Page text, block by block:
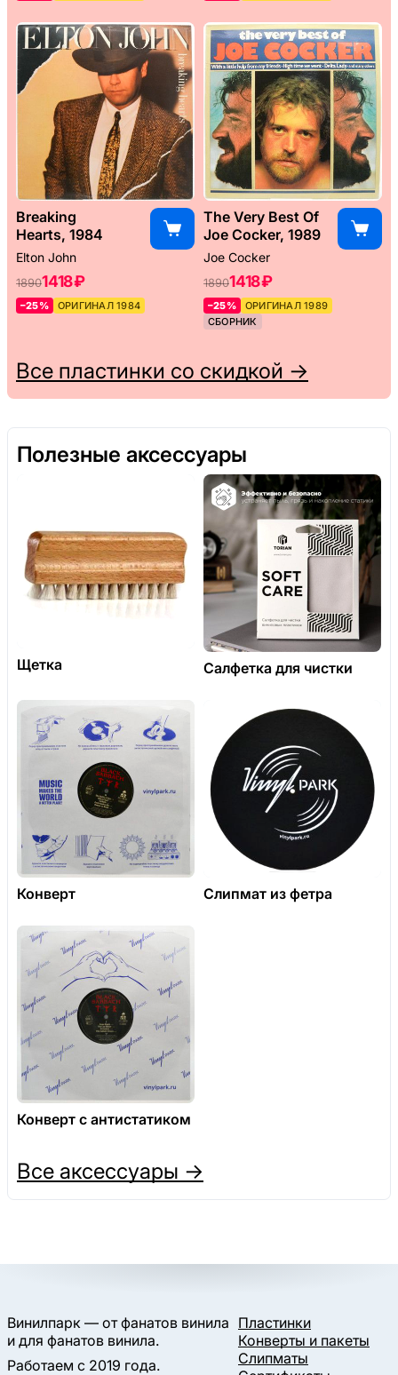
Breaking
Hearts, 1984
Elton John
18901418 ₽
–25% ОРИГИНАЛ 1984
The Very Best Of
Joe Cocker, 1989
Joe Cocker
18901418 ₽
–25%
ОРИГИНАЛ 1989
СБОРНИК
Все пластинки со скидкой →
Полезные аксессуары
Щетка Салфетка для чистки
Конверт Слипмат из фетра
Конверт с антистатиком
Все аксессуары →
Винилпарк — от фанатов винила
и для фанатов винила.
Работаем с 2019 года.
Пластинки
Конверты и пакеты
Слипматы